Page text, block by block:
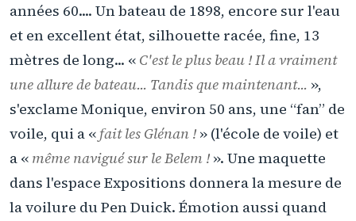
années 60.... Un bateau de 1898, encore sur l'eau
et en excellent état, silhouette racée, fine, 13
mètres de long... « C'est le plus beau ! Il a vraiment
une allure de bateau... Tandis que maintenant... »,
s'exclame Monique, environ 50 ans, une “fan” de
voile, qui a «fait les Glénan ! » (l'école de voile) et
a « même navigué sur le Belem ! ». Une maquette
dans l'espace Expositions donnera la mesure de
la voilure du Pen Duick. Émotion aussi quand